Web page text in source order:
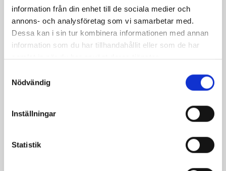
information från din enhet till de sociala medier och
annons- och analysföretag som vi samarbetar med.
Dessa kan i sin tur kombinera informationen med annan
information som du har tillhandahållit eller som de har
samlat in när du har använt deras tjänster.
Nödvändig
Inställningar
Statistik
jordärtskockor
Paprikor med ris-